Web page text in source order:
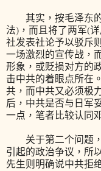
其实，按毛泽东的
法)，而且将了两军(
社发表社论予以驳斥
一场激烈的宣传战，
形象，或贬损对方的
击中共的着眼点所在
共，而中共又必须极
后，中共是否与日军
一点，笔者比较认同
关于第二个问题，
引起的政治争议，所
先生则明确说中共拒